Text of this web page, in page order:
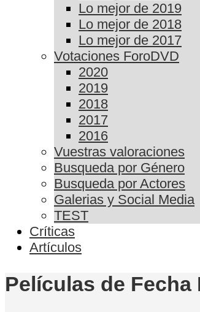
Lo mejor de 2019
Lo mejor de 2018
Lo mejor de 2017
Votaciones ForoDVD
2020
2019
2018
2017
2016
Vuestras valoraciones
Busqueda por Género
Busqueda por Actores
Galerias y Social Media
TEST
Críticas
Artículos
Películas de Fecha